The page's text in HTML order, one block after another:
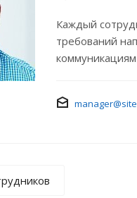
Каждый
требований